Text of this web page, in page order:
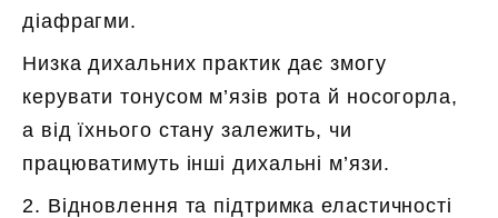
діафрагми.
Низка дихальних практик дає змогу
керувати тонусом м’язів рота й носогорла,
а від їхнього стану залежить, чи
працюватимуть інші дихальні м’язи.
2. Відновлення та підтримка еластичності